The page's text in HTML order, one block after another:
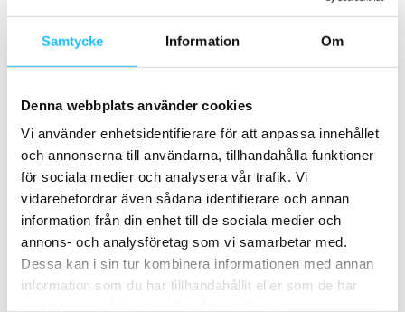
Samtycke Information Om
Denna webbplats använder cookies
Vi använder enhetsidentifierare för att anpassa innehållet
och annonserna till användarna, tillhandahålla funktioner
för sociala medier och analysera vår trafik. Vi
vidarebefordrar även sådana identifierare och annan
information från din enhet till de sociala medier och
annons- och analysföretag som vi samarbetar med.
Dessa kan i sin tur kombinera informationen med annan
information som du har tillhandahållit eller som de har